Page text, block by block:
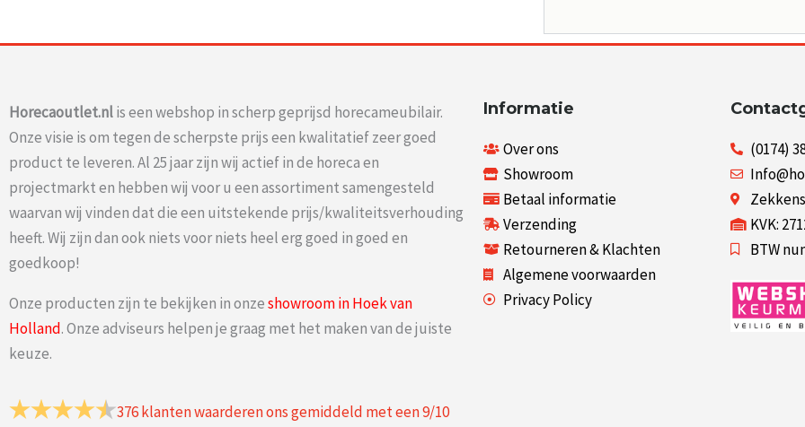
Horecaoutlet.nlis een webshop in scherp geprijsd horecameubilair.
Onze visie is om tegen de scherpste prijs een kwalitatief zeer goed
product te leveren. Al 25 jaar zijn wij actief in de horeca en
projectmarkt en hebben wij voor u een assortiment samengesteld
waarvan wij vinden dat die een uitstekende prijs/kwaliteitsverhouding
heeft. Wij zijn dan ook niets voor niets heel erg goed in goed en
goedkoop!
Onze producten zijn te bekijken in onzeshowroom in Hoek van
Holland. Onze adviseurs helpen je graag met het maken van de juiste
keuze.
376klanten waarderen ons gemiddeld met een9/10
Informatie
Over ons
Showroom
Betaal informatie
Verzending
Retourneren & Klachten
Algemene voorwaarden
Privacy Policy
(0174)
KVK:
BTW